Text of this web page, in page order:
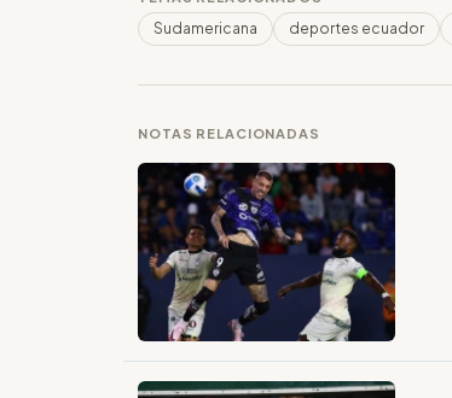
Sudamericana deportes ecuador
NOTAS RELACIONADAS